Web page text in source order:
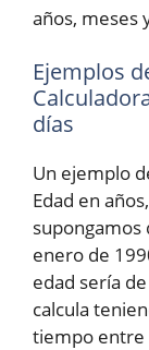
años, meses
Ejemplos
días
Un ejemplo
Edad en
supongamos
enero de
edad sería
calcula
tiempo entre